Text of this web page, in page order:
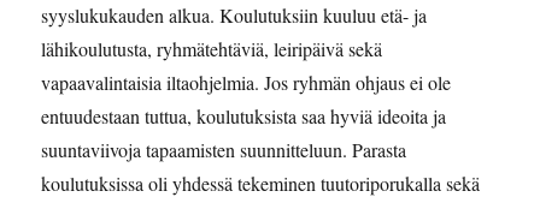
syyslukukauden alkua. Koulutuksiin kuuluu etä- ja
lähikoulutusta, ryhmätehtäviä, leiripäivä sekä
vapaavalintaisia iltaohjelmia. Jos ryhmän ohjaus ei ole
entuudestaan tuttua, koulutuksista saa hyviä ideoita ja
suuntaviivoja tapaamisten suunnitteluun. Parasta
koulutuksissa oli yhdessä tekeminen tuutoriporukalla sekä